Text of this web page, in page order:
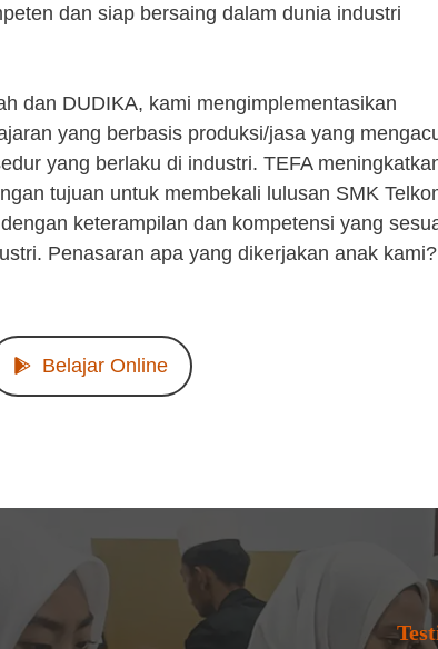
dan siap bersaing dalam dunia industri
dan DUDIKA, kami mengimplementasikan
yang berbasis produksi/jasa yang
yang berlaku di industri. TEFA
tujuan untuk membekali lulusan SMK
keterampilan dan kompetensi yang
Penasaran apa yang dikerjakan anak kami?
Belajar Online